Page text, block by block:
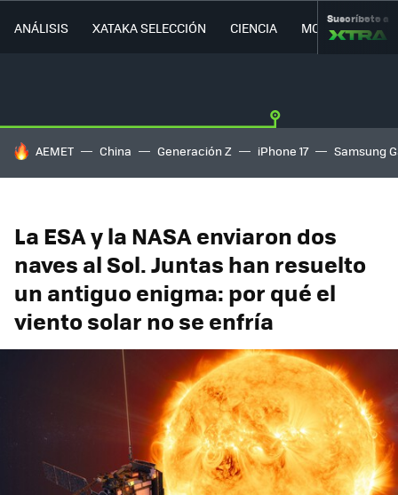
ANÁLISIS XATAKA SELECCIÓN CIENCIA MOVILIDAD
Suscríbete a
HOY SE HABLA DE
AEMET China Generación Z iPhone 17 Samsung
La ESA y la NASA enviaron dos
naves al Sol. Juntas han resuelto
un antiguo enigma: por qué el
viento solar no se enfría